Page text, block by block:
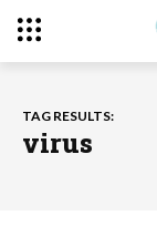
TAG RESULTS:
virus